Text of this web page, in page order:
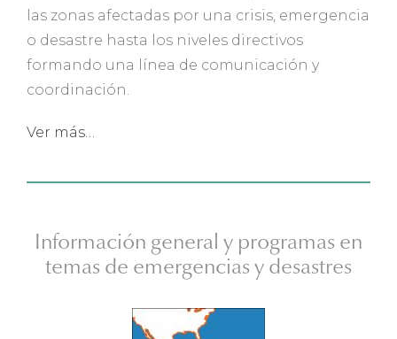
las zonas afectadas por una crisis, emergencia
o desastre hasta los niveles directivos
formando una línea de comunicación y
coordinación.
Ver más…
Información general y programas en
temas de emergencias y desastres